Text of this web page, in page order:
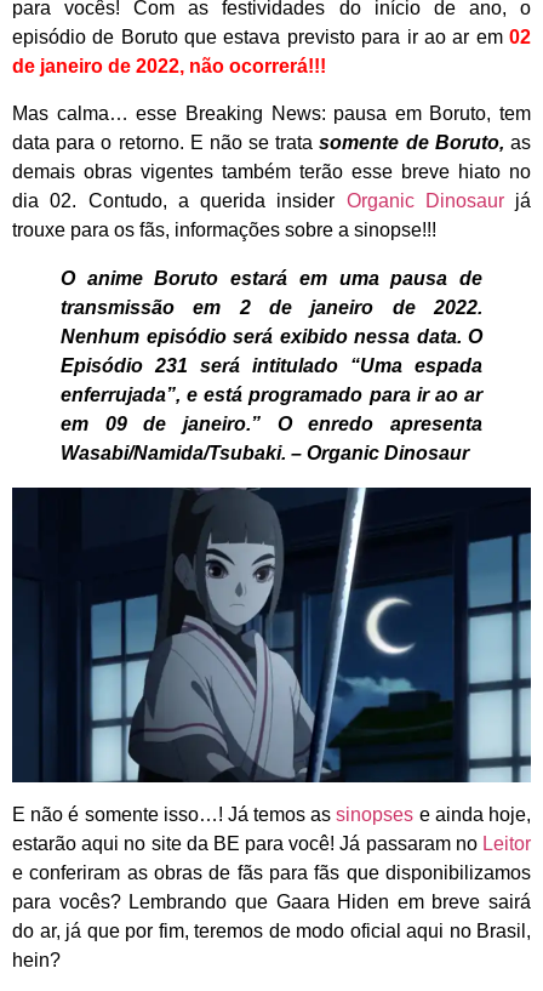
para vocês! Com as festividades do início de ano, o
episódio de Boruto que estava previsto para ir ao ar em02
de janeiro de 2022, não ocorrerá!!!
Mas calma… esse Breaking News: pausa em Boruto, tem
data para o retorno. E não se tratasomente de Boruto, as
demais obras vigentes também terão esse breve hiato no
dia 02. Contudo, a querida insider Organic Dinosaurjá
trouxe para os fãs, informações sobre a sinopse!!!
O anime Boruto estará em uma pausa de
transmissão em 2 de janeiro de 2022.
Nenhum episódio será exibido nessa data. O
Episódio 231 será intitulado “Uma espada
enferrujada”, e está programado para ir ao ar
em 09 de janeiro.” O enredo apresenta
Wasabi/Namida/Tsubaki. – Organic Dinosaur
E não é somente isso…! Já temos assinopses e ainda hoje,
estarão aqui no site da BE para você! Já passaram no Leitor
e conferiram as obras de fãs para fãs que disponibilizamos
para vocês? Lembrando que Gaara Hiden em breve sairá
do ar, já que por fim, teremos de modo oficial aqui no Brasil,
hein?